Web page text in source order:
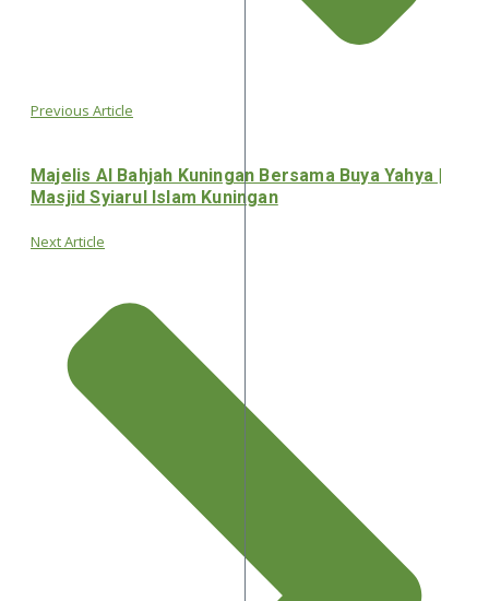
Previous Article
Majelis Al Bahjah Kuningan Bersama Buya Yahya |
Masjid Syiarul Islam Kuningan
Next Article